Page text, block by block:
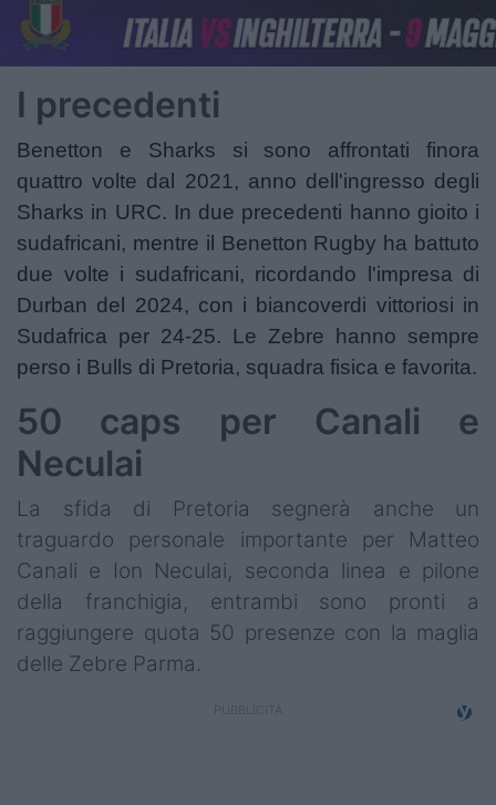
I precedenti
Benetton e Sharks si sono affrontati finora
quattro volte dal 2021, anno dell'ingresso degli
Sharks in URC. In due precedenti hanno gioito i
sudafricani, mentre il Benetton Rugby ha battuto
due volte i sudafricani, ricordando l'impresa di
Durban del 2024, con i biancoverdi vittoriosi in
Sudafrica per 24-25. Le Zebre hanno sempre
perso i Bulls di Pretoria, squadra fisica e favorita.
50 caps per Canali e
Neculai
La sfida di Pretoria segnerà anche un
traguardo personale importante per Matteo
Canali e Ion Neculai, seconda linea e pilone
della franchigia, entrambi sono pronti a
raggiungere quota 50 presenze con la maglia
delle Zebre Parma.